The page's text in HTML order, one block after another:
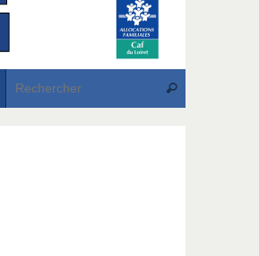
Rechercher